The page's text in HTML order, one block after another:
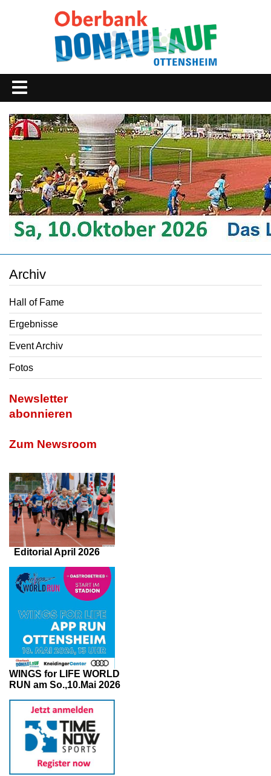
Archiv
Hall of Fame
Ergebnisse
Event Archiv
Fotos
Newsletter
abonnieren
Zum Newsroom
Editorial April 2026
WINGS for LIFE WORLD
RUN am So.,10.Mai 2026